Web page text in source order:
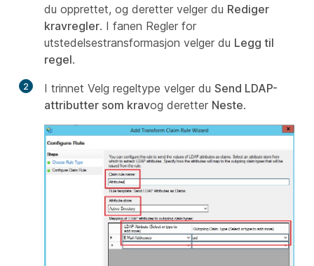
du opprettet, og deretter velger du Rediger
kravregler. I fanen Regler for
utstedelsestransformasjon velger du Legg til
regel.
2 I trinnet Velg regeltype velger du Send LDAP-
attributter som kravog deretter Neste.